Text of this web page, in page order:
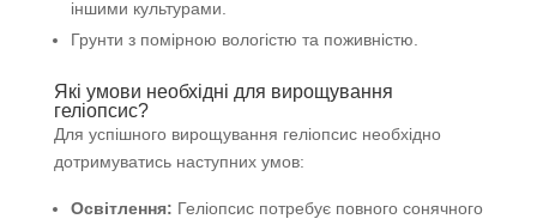
іншими культурами.
Грунти з помірною вологістю та поживністю.
Які умови необхідні для вирощування
геліопсис?
Для успішного вирощування геліопсис необхідно
дотримуватись наступних умов:
Освітлення: Геліопсис потребує повного сонячного